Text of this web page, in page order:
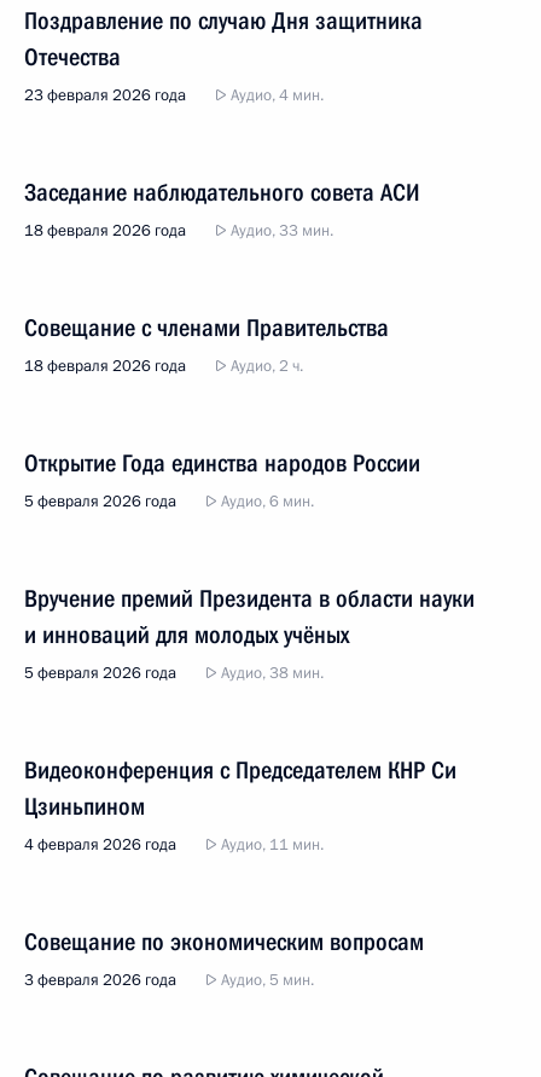
Поздравление по случаю Дня защитника
Отечества
23 февраля 2026 года Аудио, 4 мин.
Заседание наблюдательного совета АСИ
18 февраля 2026 года Аудио, 33 мин.
Совещание с членами Правительства
18 февраля 2026 года Аудио, 2 ч.
Открытие Года единства народов России
5 февраля 2026 года Аудио, 6 мин.
Вручение премий Президента в области науки
и инноваций для молодых учёных
5 февраля 2026 года Аудио, 38 мин.
Видеоконференция с Председателем КНР Си
Цзиньпином
4 февраля 2026 года Аудио, 11 мин.
Совещание по экономическим вопросам
3 февраля 2026 года Аудио, 5 мин.